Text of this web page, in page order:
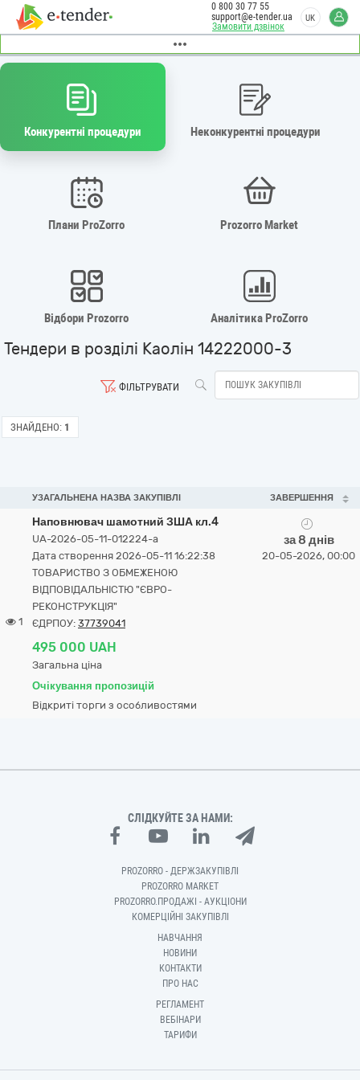
Замовити дзвінок
0 800 30 77 55
support@e-tender.ua
UK
Конкурентні процедури Неконкурентні процедури
Плани ProZorro Prozorro Market
Відбори Prozorro Аналітика ProZorro
Тендери в розділі Каолін 14222000-3
ФІЛЬТРУВАТИ
ЗНАЙДЕНО: 1
УЗАГАЛЬНЕНА НАЗВА ЗАКУПІВЛІ ЗАВЕРШЕННЯ
1
Наповнювач шамотний ЗША кл.4
UA-2026-05-11-012224-a
Дата створення 2026-05-11 16:22:38
ТОВАРИСТВО З ОБМЕЖЕНОЮ
ВІДПОВІДАЛЬНІСТЮ "ЄВРО-
РЕКОНСТРУКЦІЯ"
ЄДРПОУ: 37739041
495 000 UAH
Загальна ціна
Очікування пропозицій
Відкриті торги з особливостями
за 8 днів
20-05-2026, 00:00
СЛІДКУЙТЕ ЗА НАМИ:
PROZORRO - ДЕРЖЗАКУПІВЛІ
PROZORRO MARKET
PROZORRO.ПРОДАЖІ - АУКЦІОНИ
КОМЕРЦІЙНІ ЗАКУПІВЛІ
НАВЧАННЯ
НОВИНИ
КОНТАКТИ
ПРО НАС
РЕГЛАМЕНТ
ВЕБІНАРИ
ТАРИФИ